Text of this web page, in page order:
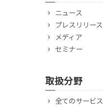
ニュース
プレスリリース
メディア
セミナー
取扱分野
全てのサービス